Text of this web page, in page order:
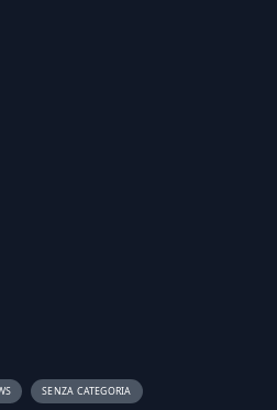
SENZA CATEGORIA